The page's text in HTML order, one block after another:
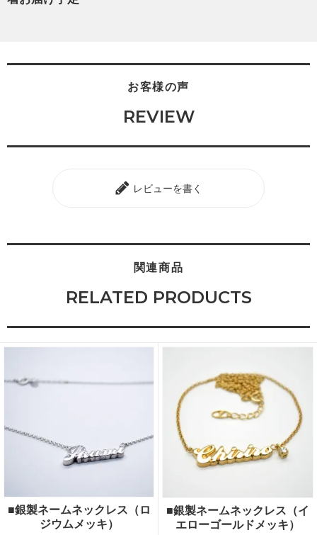
お客様の声
REVIEW
レビューを書く
関連商品
RELATED PRODUCTS
■銀製ネームネックレス（ロ
ジウムメッキ）
■銀製ネームネックレス（イ
エローゴールドメッキ）